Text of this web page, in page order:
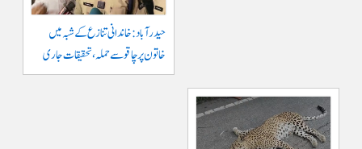
حیدرآباد: خاندانی تنازع کے شبہ میں
خاتون پر چاقو سے حملہ، تحقیقات جاری